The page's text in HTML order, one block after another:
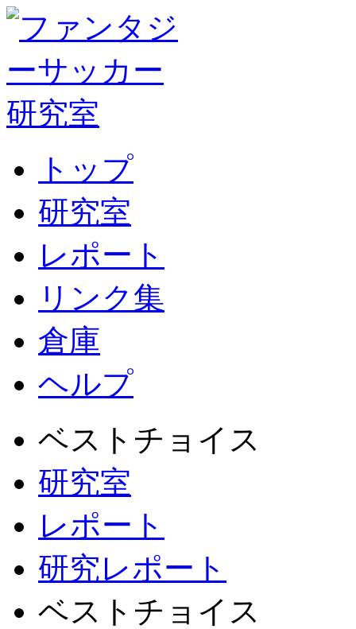
トップ
研究室
レポート
リンク集
倉庫
ヘルプ
ベストチョイス
研究室
レポート
研究レポート
ベストチョイス